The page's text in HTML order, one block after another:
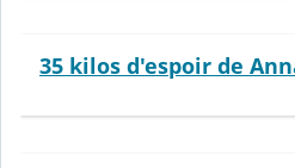
35 kilos d'espoir de